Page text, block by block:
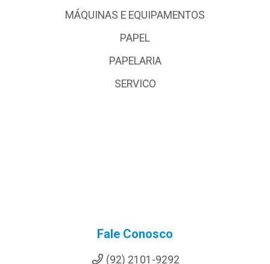
MÁQUINAS E EQUIPAMENTOS
PAPEL
PAPELARIA
SERVICO
Fale Conosco
(92) 2101-9292